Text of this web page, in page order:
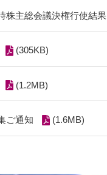
主総会議決権行使結果
(305KB)
(1.2MB)
ご通知 (1.6MB)